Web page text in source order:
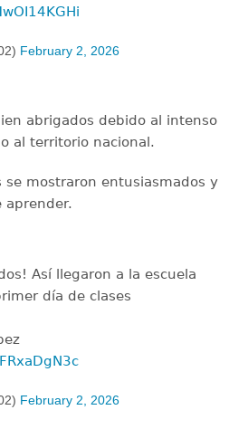
February 2, 2026
abrigados debido al intenso
al territorio nacional.
se mostraron entusiasmados y
aprender.
Así llegaron a la escuela
día de clases
February 2, 2026